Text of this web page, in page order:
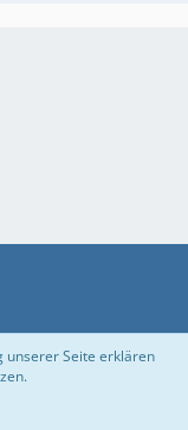
von
unserer Seite erklären